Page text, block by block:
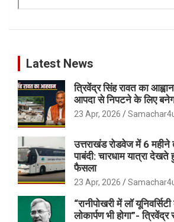
Latest News
त्रिवेंद्र सिंह रावत का
आपदा से निपटने के लिए
23 Apr, 2026
उत्तराखंड रोडवेज में 6
पाबंदी: चारधाम यात्रा देखते
फैसला
23 Apr, 2026
“रानीपोखरी में लॉ
लोकार्पण भी होगा”- त्रिवेंद्र